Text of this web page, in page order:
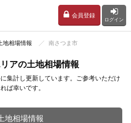
会員登録
ログイン
地相場情報 南さつま市
アの土地相場情報
集計し更新しています。ご参考いただけ
れば幸いです。
地相場情報